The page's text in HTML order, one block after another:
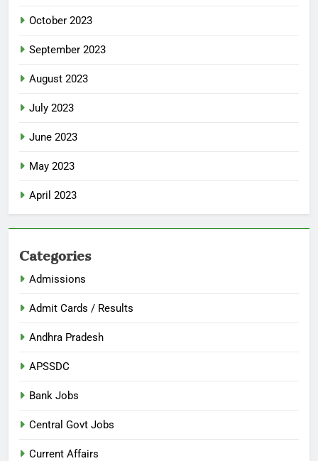
October 2023
September 2023
August 2023
July 2023
June 2023
May 2023
April 2023
Categories
Admissions
Admit Cards / Results
Andhra Pradesh
APSSDC
Bank Jobs
Central Govt Jobs
Current Affairs